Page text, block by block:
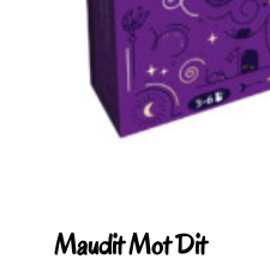
Maudit Mot Dit